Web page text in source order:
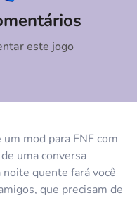
um mod para FNF com
uma conversa
quente fará você
que precisam de
este jogo